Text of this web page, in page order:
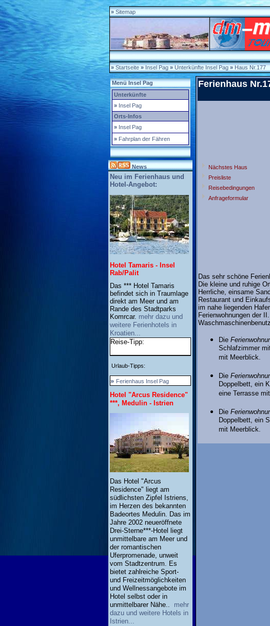
» Sitemap
» Startseite» Insel Pag » Unterkünfte Insel Pag» Haus Nr.177
Menü Insel Pag
Unterkünfte
» Insel Pag
Orts-Infos
» Insel Pag
» Fahrplan der Fähren
News
Neu im Ferienhaus und
Hotel-Angebot:
Hotel Tamaris - Insel
Rab/Palit
Das *** Hotel Tamaris
befindet sich in Traumlage
direkt am Meer und am
Rande des Stadtparks
Komrcar. mehr dazu und
weitere Ferienhotels in
Kroatien...
Reise-Tipp:
Urlaub-Tipps:
» Ferienhaus Insel Pag
Hotel "Arcus Residence"
***, Medulin - Istrien
Das Hotel "Arcus
Residence" liegt am
südlichsten Zipfel Istriens,
im Herzen des bekannten
Badeortes Medulin. Das im
Jahre 2002 neueröffnete
Drei-Sterne***-Hotel liegt
unmittelbare am Meer und
der romantischen
Uferpromenade, unweit
vom Stadtzentrum. Es
bietet zahlreiche Sport-
und Freizeitmöglichkeiten
und Wellnessangebote im
Hotel selbst oder in
unmittelbarer Nähe.. mehr
dazu und weitere Hotels in
Istrien...
Ferienhaus
Nächstes Haus
Preisliste
Reisebedingungen
Anfrageformular
Das sehr schöne
Die kleine und ruhige
Herrliche, einsame
Restaurant und
im nahe liegenden
Ferienwohnungen der
Die
Schlafzimmer
mit Meerblick.
Die
Doppelbett, ein
eine Terrasse
Die
Doppelbett, ein
mit Meerblick.